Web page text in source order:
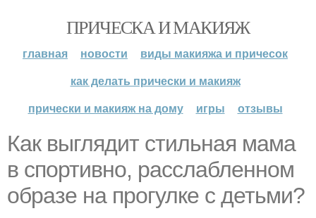
ПРИЧЕСКА И МАКИЯЖ
главная новости
виды макияжа и причесок
как делать прически и макияж
прически и макияж на дому
игры отзывы
Как выглядит стильная мама
в спортивно, расслабленном
образе на прогулке с детьми?